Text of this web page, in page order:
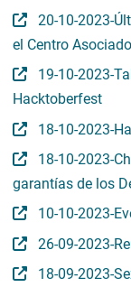
20-10-2023-
el Centro
19-10-2023-
Hacktoberfest
18-10-2023-
18-10-2023-
garantías de los
10-10-2023-
26-09-2023-
18-09-2023-